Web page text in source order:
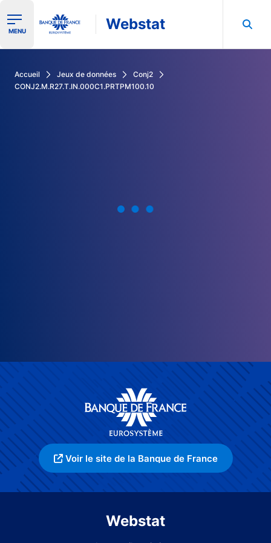
Ouvrir le menu de navigation
MENU Webstat
Accueil Jeux de données
Conj2
CONJ2.M.R27.T.IN.000C1.PRTPM100.10
Voir le site de la Banque de France
Webstat